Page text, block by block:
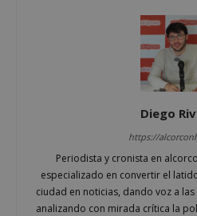
Diego
https://
Periodista y cronista en
especializado en convertir el
ciudad en noticias, dando voz a
analizando con mirada crítica la
Cookies
Cookies de
Cookies de
Cookies de
Cookies no